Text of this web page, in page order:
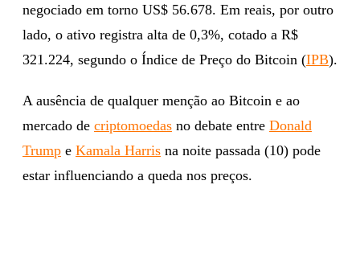
negociado em torno US$ 56.678. Em reais, por outro
lado, o ativo registra alta de 0,3%, cotado a R$
321.224, segundo o Índice de Preço do Bitcoin (IPB).
A ausência de qualquer menção ao Bitcoin e ao
mercado de criptomoedas no debate entre Donald
Trump e Kamala Harris na noite passada (10) pode
estar influenciando a queda nos preços.